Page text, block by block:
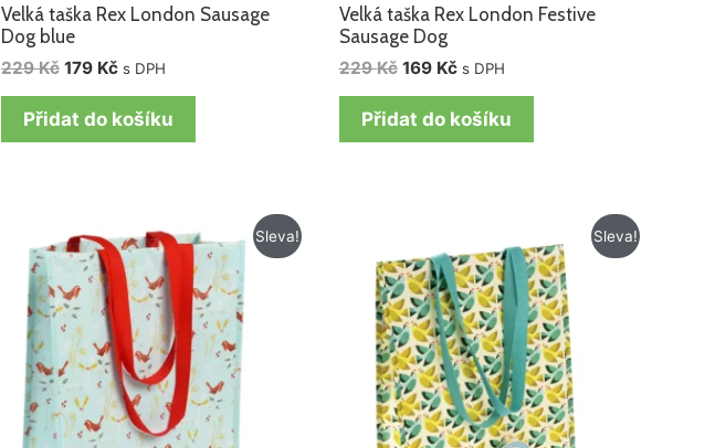
Velká taška Rex London Sausage
Dog blue
229Kč 179 Kč s DPH
Přidat do košíku
Velká taška Rex London Festive
Sausage Dog
229Kč 169 Kč s DPH
Přidat do košíku
Sleva!
Původní
cena
byla:
125 Kč.
Aktuální
cena
je:
105 Kč.
Sleva!
cena
byla:
125 Kč.
cena
je:
105 Kč.